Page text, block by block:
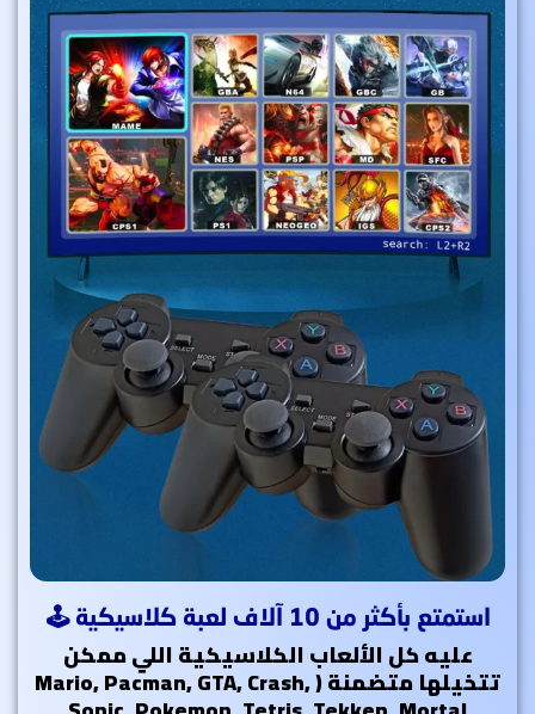
استمتع بأكثر من 10 آلاف لعبة كلاسيكية 🕹
عليه كل الألعاب الكلاسيكية اللي ممكن
تتخيلها متضمنة ( Mario, Pacman, GTA, Crash,